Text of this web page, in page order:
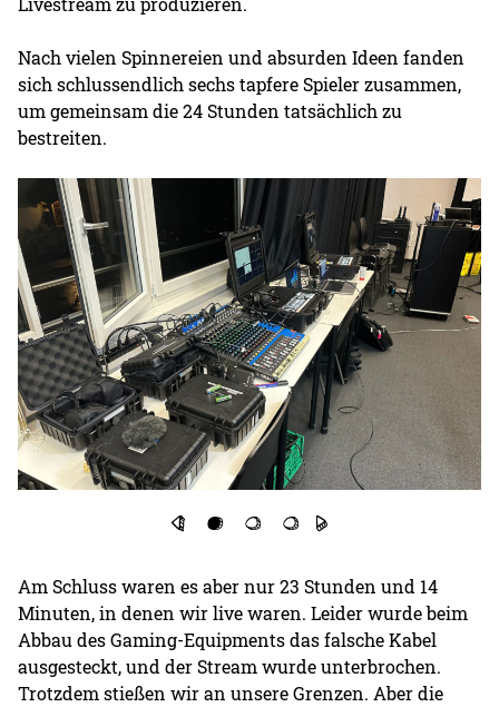
Nach vielen Spinnereien und absurden Ideen fanden
sich schlussendlich sechs tapfere Spieler zusammen,
um gemeinsam die 24 Stunden tatsächlich zu
bestreiten.
Am Schluss waren es aber nur 23 Stunden und 14
Minuten, in denen wir live waren. Leider wurde beim
Abbau des Gaming-Equipments das falsche Kabel
ausgesteckt, und der Stream wurde unterbrochen.
Trotzdem stießen wir an unsere Grenzen. Aber die